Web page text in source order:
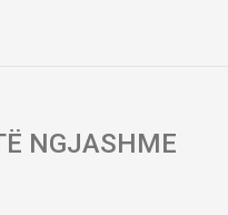
NGJASHME